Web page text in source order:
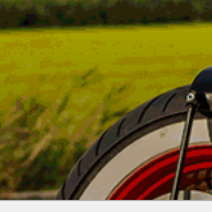
Ga
naar
inhoud